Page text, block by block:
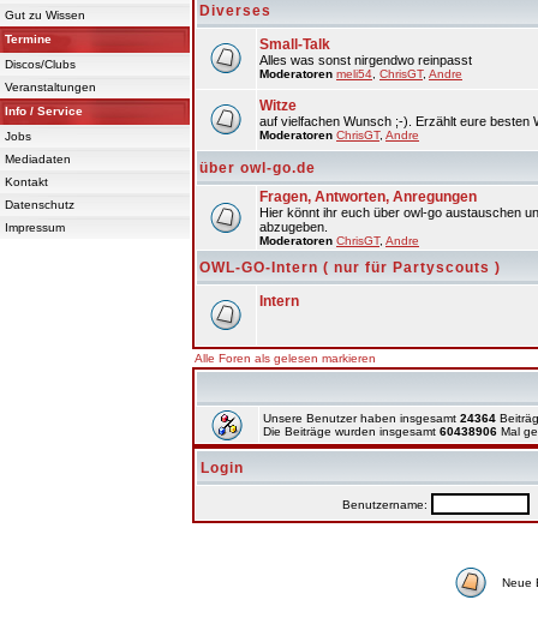
Gut zu Wissen
Termine
Discos/Clubs
Veranstaltungen
Info / Service
Jobs
Mediadaten
Kontakt
Datenschutz
Impressum
Diverses
Small-Talk
Alles was sonst nirgendwo reinpasst
Moderatoren meli54 ChrisGT, Andre
Witze
auf vielfachen Wunsch ;-). Erzählt eure besten
Moderatoren ChrisGT, Andre
über owl-go.de
Fragen, Antworten, Anregungen
Hier könnt ihr euch über owl-go austauschen
abzugeben.
Moderatoren ChrisGT, Andre
OWL-GO-Intern ( nur für Partyscouts )
Intern
Alle Foren als gelesen markieren
Unsere Benutzer haben insgesamt 24364
Die Beiträge wurden insgesamt 60438906 Mal
Login
Benutzername:
Neue